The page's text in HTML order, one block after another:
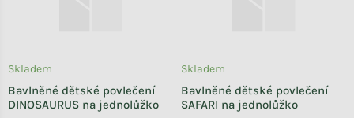
Bavlněné dětské povlečení
DINOSAURUS na jednolůžko
Skladem
Bavlněné dětské povlečení
SAFARI na jednolůžko
Skladem